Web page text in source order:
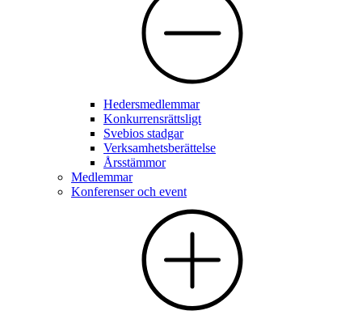
Hedersmedlemmar
Konkurrensrättsligt
Svebios stadgar
Verksamhetsberättelse
Årsstämmor
Medlemmar
Konferenser och event